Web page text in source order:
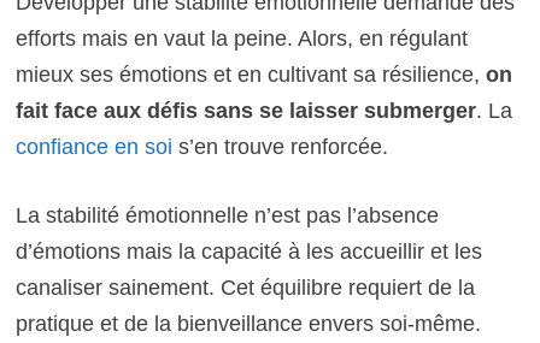
efforts mais en vaut la peine. Alors, en régulant
mieux ses émotions et en cultivant sa résilience, on
fait face aux défis sans se laisser submerger. La
confiance en soi s’en trouve renforcée.
La stabilité émotionnelle n’est pas l’absence
d’émotions mais la capacité à les accueillir et les
canaliser sainement. Cet équilibre requiert de la
pratique et de la bienveillance envers soi-même.